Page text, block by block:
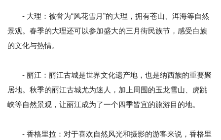
- 大理：被誉为“风花雪月”的大理，拥有苍山、洱海等自然
景观。春季的大理还可以参加盛大的三月街民族节，感受白族
的文化与热情。
- 丽江：丽江古城是世界文化遗产地，也是纳西族的重要聚
居地。秋季的丽江古城尤为迷人，加上周围的玉龙雪山、虎跳
峡等自然景观，让丽江成为了一个四季皆宜的旅游目的地。
- 香格里拉：对于喜欢自然风光和摄影的游客来说，香格里